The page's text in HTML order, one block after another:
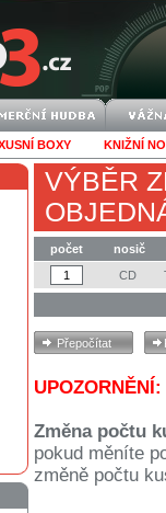
BOXY KNIŽNÍ
VÝBĚR
počet nosič
CD
UPOZORNĚNÍ:
Změna počtu
pokud měníte
změně počtu